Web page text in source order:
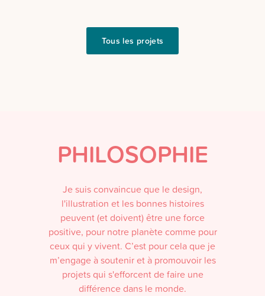
Tous les projets
PHILOSOPHIE
Je suis convaincue que le design,
l'illustration et les bonnes histoires
peuvent (et doivent) être une force
positive, pour notre planète comme pour
ceux qui y vivent. C’est pour cela que je
m’engage à soutenir et à promouvoir les
projets qui s'efforcent de faire une
différence dans le monde.